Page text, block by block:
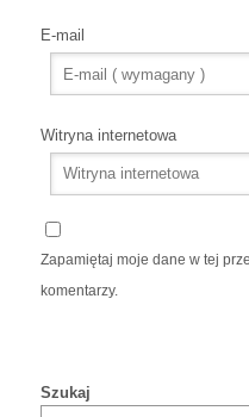
E-mail
Witryna internetowa
Zapamiętaj moje dane w tej
komentarzy.
Szukaj